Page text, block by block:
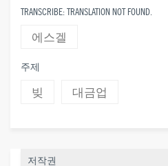
TRANSCRIBE: TRANSLATION NOT FOUND.
에스겔
주제
빚 대금업
저작권